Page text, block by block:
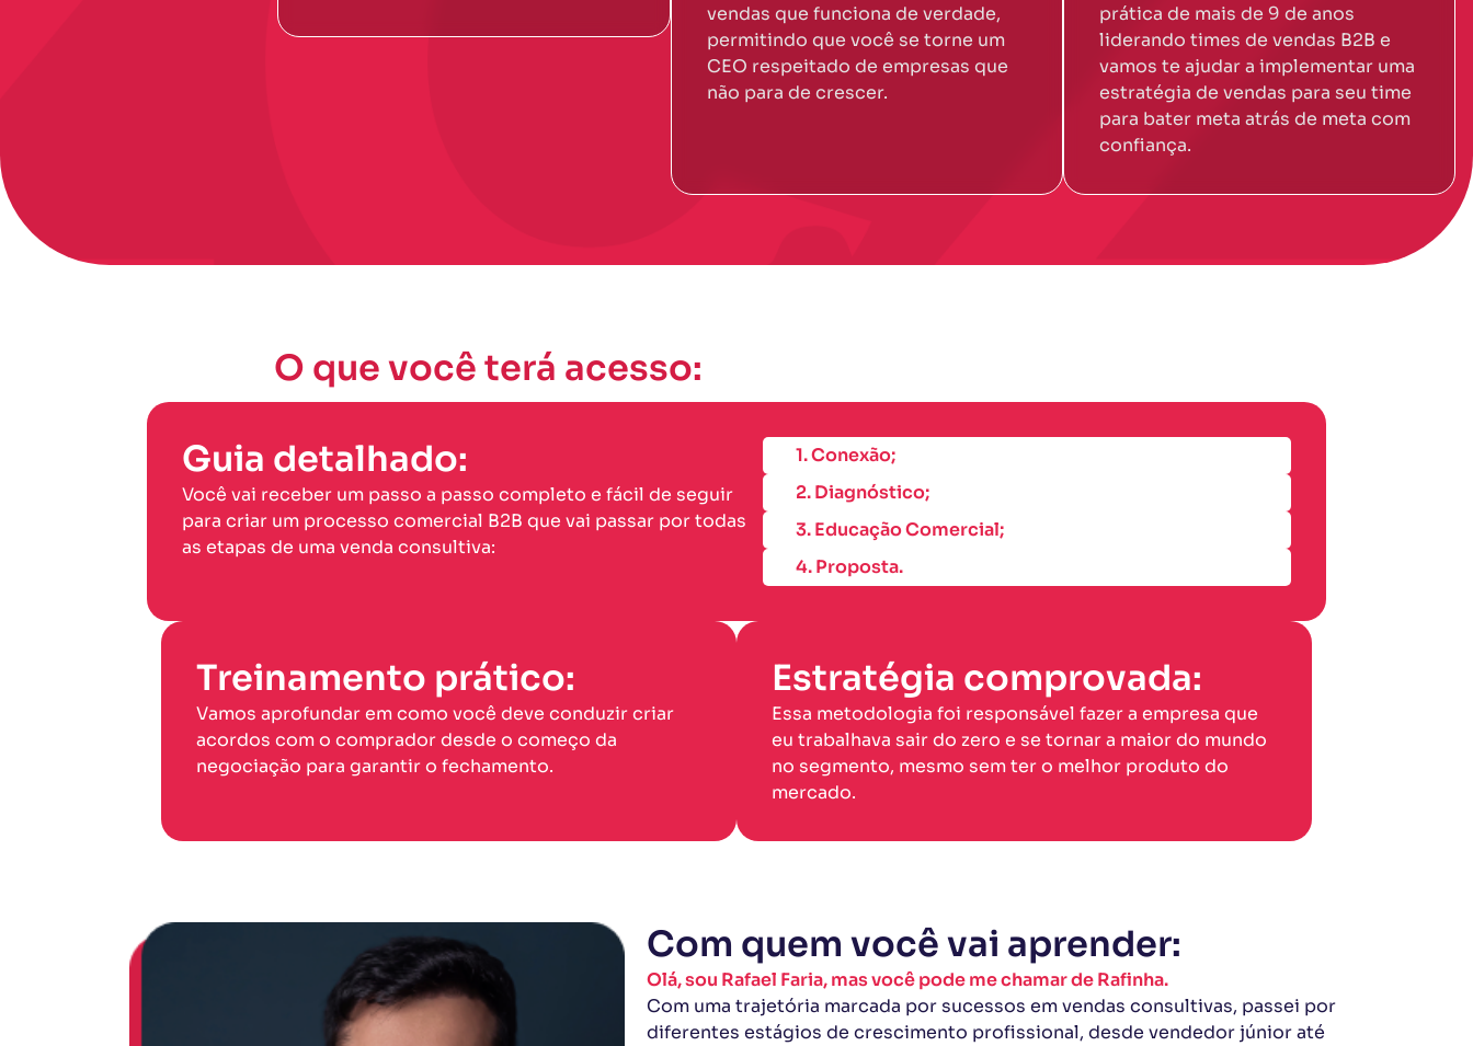
vendas que funciona de verdade,
permitindo que você se torne um
CEO respeitado de empresas que
não para de crescer.
prática de mais de 9 de anos
liderando times de vendas B2B e
vamos te ajudar a implementar uma
estratégia de vendas para seu time
para bater meta atrás de meta com
confiança.
O que você terá acesso:
Guia detalhado:
Você vai receber um passo a passo completo e fácil de seguir
para criar um processo comercial B2B que vai passar por todas
as etapas de uma venda consultiva:
1. Conexão;
2. Diagnóstico;
3. Educação Comercial;
4. Proposta.
Treinamento prático:
Vamos aprofundar em como você deve conduzir criar
acordos com o comprador desde o começo da
negociação para garantir o fechamento.
Estratégia comprovada:
Essa metodologia foi responsável fazer a empresa que
eu trabalhava sair do zero e se tornar a maior do mundo
no segmento, mesmo sem ter o melhor produto do
mercado.
Com quem você vai aprender:
Olá, sou Rafael Faria, mas você pode me chamar de Rafinha.
Com uma trajetória marcada por sucessos em vendas consultivas, passei por
diferentes estágios de crescimento profissional, desde vendedor júnior até